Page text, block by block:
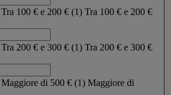
Tra 100 € e 200 € (1) Tra 100 € e 200 €
Tra 200 € e 300 € (1) Tra 200 € e 300 €
Maggiore di 500 € (1) Maggiore di